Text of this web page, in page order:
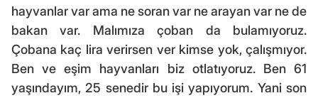
hayvanlar var ama ne soran var ne arayan var ne de
bakan var. Malımıza çoban da bulamıyoruz.
Çobana kaç lira verirsen ver kimse yok, çalışmıyor.
Ben ve eşim hayvanları biz otlatıyoruz. Ben 61
yaşındayım, 25 senedir bu işi yapıyorum. Yani son